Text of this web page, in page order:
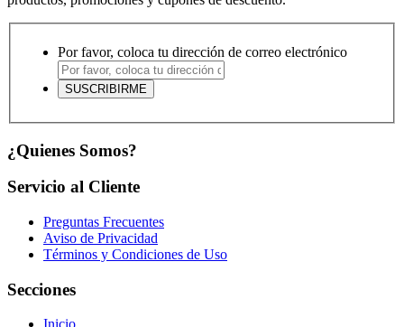
Por favor, coloca tu dirección de correo electrónico
¿Quienes Somos?
Servicio al Cliente
Preguntas Frecuentes
Aviso de Privacidad
Términos y Condiciones de Uso
Secciones